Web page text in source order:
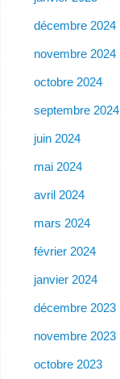
décembre 2024
novembre 2024
octobre 2024
septembre 2024
juin 2024
mai 2024
avril 2024
mars 2024
février 2024
janvier 2024
décembre 2023
novembre 2023
octobre 2023